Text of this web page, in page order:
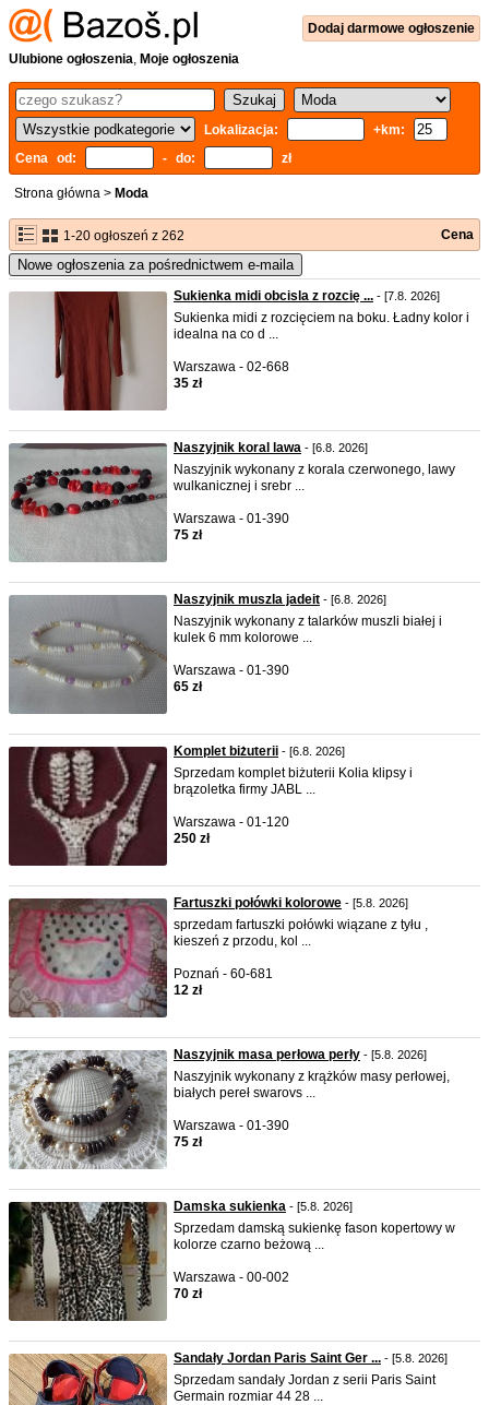
Dodaj darmowe ogłoszenie
Ulubione ogłoszenia, Moje ogłoszenia
Lokalizacja:
+km:
Cena od:
- do: zł
Strona główna > Moda
1-20 ogłoszeń z 262 Cena
Nowe ogłoszenia za pośrednictwem e-maila
Sukienka midi obcisla z rozcię ... - [7.8. 2026]
Sukienka midi z rozcięciem na boku. Ładny kolor i
idealna na co d ...
Warszawa - 02-668
35 zł
Naszyjnik koral lawa - [6.8. 2026]
Naszyjnik wykonany z korala czerwonego, lawy
wulkanicznej i srebr ...
Warszawa - 01-390
75 zł
Naszyjnik muszla jadeit - [6.8. 2026]
Naszyjnik wykonany z talarków muszli białej i
kulek 6 mm kolorowe ...
Warszawa - 01-390
65 zł
Komplet biżuterii - [6.8. 2026]
Sprzedam komplet biżuterii Kolia klipsy i
brązoletka firmy JABL ...
Warszawa - 01-120
250 zł
Fartuszki połówki kolorowe - [5.8. 2026]
sprzedam fartuszki połówki wiązane z tyłu ,
kieszeń z przodu, kol ...
Poznań - 60-681
12 zł
Naszyjnik masa perłowa perły - [5.8. 2026]
Naszyjnik wykonany z krążków masy perłowej,
białych pereł swarovs ...
Warszawa - 01-390
75 zł
Damska sukienka - [5.8. 2026]
Sprzedam damską sukienkę fason kopertowy w
kolorze czarno beżową ...
Warszawa - 00-002
70 zł
Sandały Jordan Paris Saint Ger ... - [5.8. 2026]
Sprzedam sandały Jordan z serii Paris Saint
Germain rozmiar 44 28 ...